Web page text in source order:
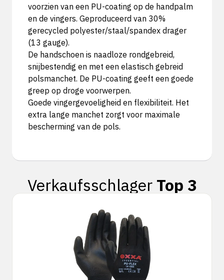
voorzien van een PU-coating op de handpalm
en de vingers. Geproduceerd van 30%
gerecycled polyester/staal/spandex drager
(13 gauge).
De handschoen is naadloze rondgebreid,
snijbestendig en met een elastisch gebreid
polsmanchet. De PU-coating geeft een goede
greep op droge voorwerpen.
Goede vingergevoeligheid en flexibiliteit. Het
extra lange manchet zorgt voor maximale
bescherming van de pols.
Verkaufsschlager Top 3